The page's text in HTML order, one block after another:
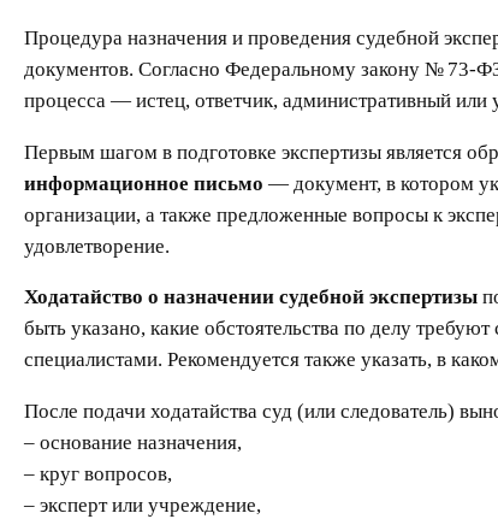
Процедура назначения и проведения судебной
документов. Согласно Федеральному закону № 73-
процесса — истец, ответчик, административный или
Первым шагом в подготовке экспертизы является
информационное письмо — документ, в котором
организации, а также предложенные вопросы к
удовлетворение.
Ходатайство о назначении судебной экспертизы
быть указано, какие обстоятельства по делу
специалистами. Рекомендуется также указать, в
После подачи ходатайства суд (или следователь)
– основание назначения,
– круг вопросов,
– эксперт или учреждение,